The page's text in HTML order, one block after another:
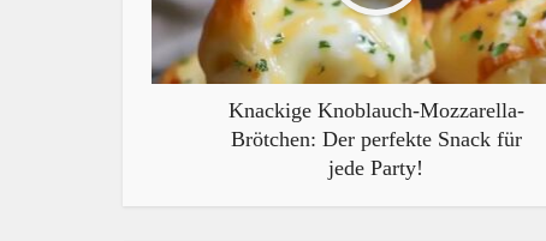
Knackige Knoblauch-Mozzarella-
Brötchen: Der perfekte Snack für
jede Party!